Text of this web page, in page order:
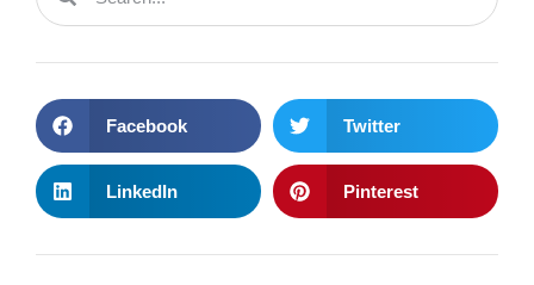
Facebook Twitter
LinkedIn Pinterest